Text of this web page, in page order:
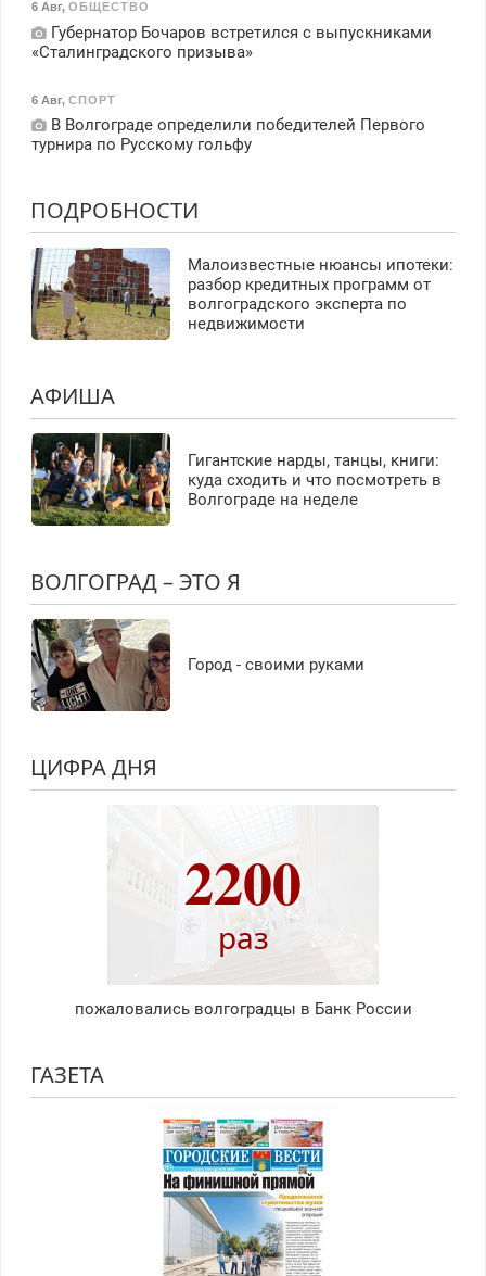
6 Авг, ОБЩЕСТВО
Губернатор Бочаров встретился с выпускниками
«Сталинградского призыва»
6 Авг, СПОРТ
В Волгограде определили победителей Первого
турнира по Русскому гольфу
ПОДРОБНОСТИ
Малоизвестные нюансы ипотеки:
разбор кредитных программ от
волгоградского эксперта по
недвижимости
АФИША
Гигантские нарды, танцы, книги:
куда сходить и что посмотреть в
Волгограде на неделе
ВОЛГОГРАД – ЭТО Я
Город - своими руками
ЦИФРА ДНЯ
2200
раз
пожаловались волгоградцы в Банк России
ГАЗЕТА